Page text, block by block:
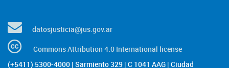
datosjusticia@jus.gov.ar
Commons Attribution 4.0 International license
(+5411) 5300-4000 | Sarmiento 329 | C 1041 AAG | Ciudad